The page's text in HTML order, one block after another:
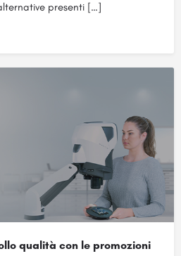
presenti […]
qualità con le promozioni